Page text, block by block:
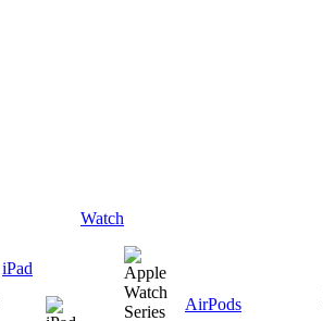
iPad
Watch
AirPods